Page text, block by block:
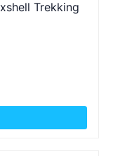
Trekking